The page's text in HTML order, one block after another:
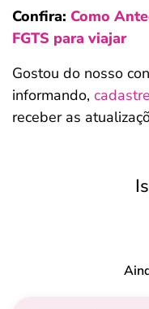
Confira: Como
FGTS para viajar
Gostou do nosso
informando,
receber as